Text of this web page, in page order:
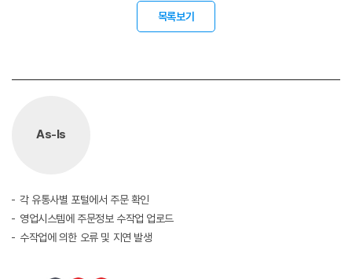
목록보기
As-Is
각 유통사별 포털에서 주문 확인
영업시스템에 주문정보 수작업 업로드
수작업에 의한 오류 및 지연 발생